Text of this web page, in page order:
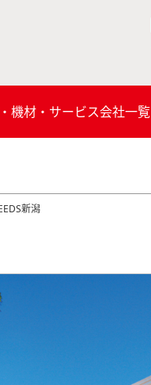
機材・サービス会社一覧
新潟